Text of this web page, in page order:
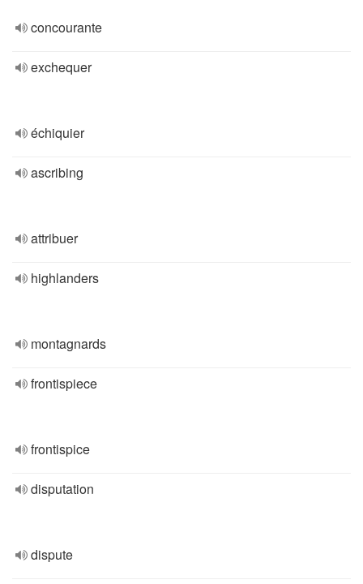
concourante
exchequer
échiquier
ascribing
attribuer
highlanders
montagnards
frontispiece
frontispice
disputation
dispute